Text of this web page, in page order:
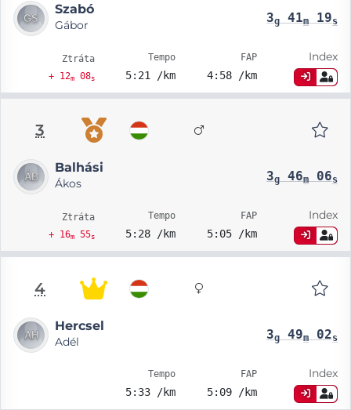
Szabó
Gábor 3g41m19s
Ztráta
+ 12m08s
Tempo
5:21 /km
FAP
4:58 /km
Index
3
Balhási
Ákos 3g46m06s
Ztráta
+ 16m55s
Tempo
5:28 /km
FAP
5:05 /km
Index
4
Hercsel
Adél 3g49m02s
Tempo
5:33 /km
FAP
5:09 /km
Index